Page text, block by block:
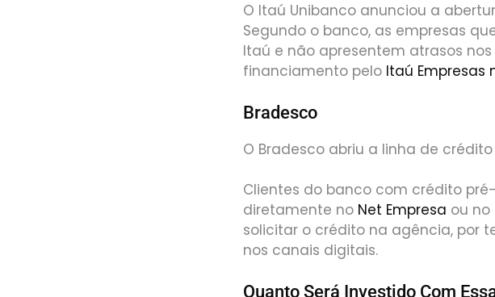
O Itaú Unibanco anunciou a
Segundo o banco, as empresas
Itaú e não apresentem atrasos
financiamento pelo Itaú Empresas
Bradesco
O Bradesco abriu a linha de
Clientes do banco com crédito
diretamente no Net Empresa ou no
solicitar o crédito na agência, por
nos canais digitais.
Quanto Será Investido Com